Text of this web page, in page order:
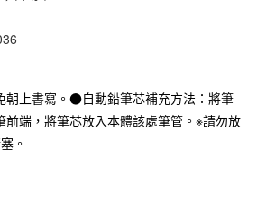
星展（台灣）商業銀行
中國信託商業銀行
朝上書寫。●自動鉛筆芯補充方法：將筆
前端，將筆芯放入本體該處筆管。※請勿放
。